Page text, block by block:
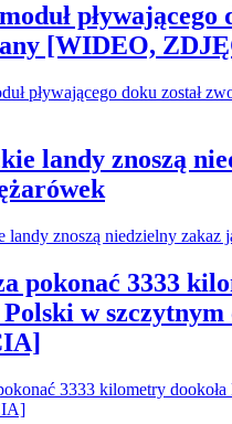
pływającego
[WIDEO,
landy znoszą
pokonać 3333
Polski w szczytnym